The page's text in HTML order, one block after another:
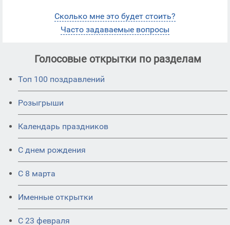
Сколько мне это будет стоить?
Часто задаваемые вопросы
Голосовые открытки по разделам
Топ 100 поздравлений
Розыгрыши
Календарь праздников
С днем рождения
С 8 марта
Именные открытки
С 23 февраля